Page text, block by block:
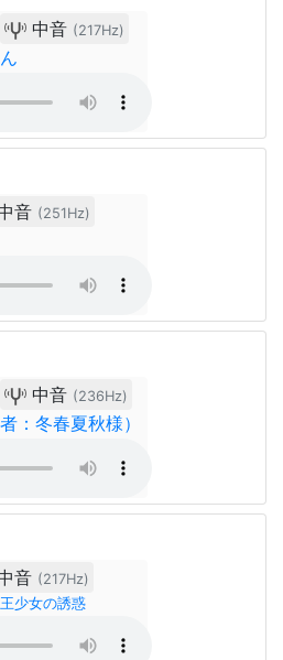
中音 (217Hz)
音 (251Hz)
中音 (236Hz)
：冬春夏秋様）
音 (217Hz)
少女の誘惑